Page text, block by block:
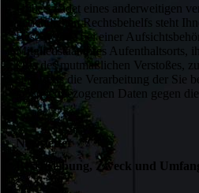
Unbeschadet eines anderweitigen
gerichtlichen Rechtsbehelfs steht
Beschwerde bei einer
Mitgliedstaat ihres Aufenthaltsorts,
Orts des mutmaßlichen Verstoßes,
sind, dass die Verarbeitung der Sie
personenbezogenen Daten gegen
Newsletter
Beschreibung, Zweck und